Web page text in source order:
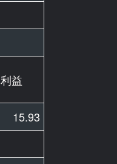
利益
15.93